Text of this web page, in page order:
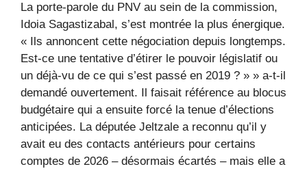
La porte-parole du PNV au sein de la commission,
Idoia Sagastizabal, s’est montrée la plus énergique.
« Ils annoncent cette négociation depuis longtemps.
Est-ce une tentative d’étirer le pouvoir législatif ou
un déjà-vu de ce qui s’est passé en 2019 ? » » a-t-il
demandé ouvertement. Il faisait référence au blocus
budgétaire qui a ensuite forcé la tenue d’élections
anticipées. La députée Jeltzale a reconnu qu’il y
avait eu des contacts antérieurs pour certains
comptes de 2026 – désormais écartés – mais elle a